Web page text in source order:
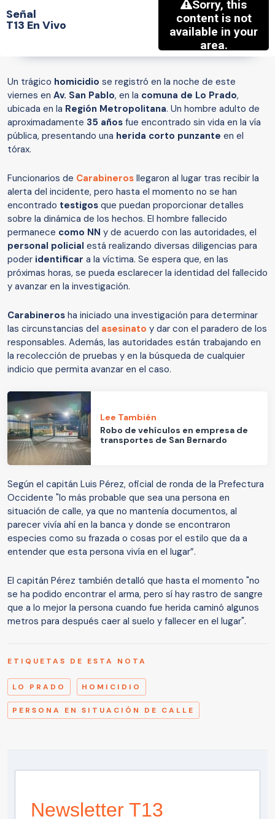
Señal
T13 En Vivo
Un trágico homicidio se registró en la noche de este
viernes en Av. San Pablo, en la comuna de Lo Prado,
ubicada en la Región Metropolitana. Un hombre adulto de
aproximadamente 35 años fue encontrado sin vida en la vía
pública, presentando una herida corto punzante en el
tórax.
Funcionarios de Carabineros llegaron al lugar tras recibir la
alerta del incidente, pero hasta el momento no se han
encontrado testigos que puedan proporcionar detalles
sobre la dinámica de los hechos. El hombre fallecido
permanece como NN y de acuerdo con las autoridades, el
personal policial está realizando diversas diligencias para
poder identificar a la víctima. Se espera que, en las
próximas horas, se pueda esclarecer la identidad del fallecido
y avanzar en la investigación.
Carabineros ha iniciado una investigación para determinar
las circunstancias del asesinato y dar con el paradero de los
responsables. Además, las autoridades están trabajando en
la recolección de pruebas y en la búsqueda de cualquier
indicio que permita avanzar en el caso.
Lee También
Robo de vehículos en empresa de
transportes de San Bernardo
Según el capitán Luis Pérez, oficial de ronda de la Prefectura
Occidente "lo más probable que sea una persona en
situación de calle, ya que no mantenía documentos, al
parecer vivía ahí en la banca y donde se encontraron
especies como su frazada o cosas por el estilo que da a
entender que esta persona vivía en el lugar”.
El capitán Pérez también detalló que hasta el momento "no
se ha podido encontrar el arma, pero sí hay rastro de sangre
que a lo mejor la persona cuando fue herida caminó algunos
metros para después caer al suelo y fallecer en el lugar".
ETIQUETAS DE ESTA NOTA
LO PRADO HOMICIDIO
PERSONA EN SITUACIÓN DE CALLE
Newsletter T13